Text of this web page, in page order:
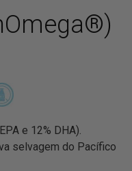
e 12% DHA).
selvagem do Pacífico